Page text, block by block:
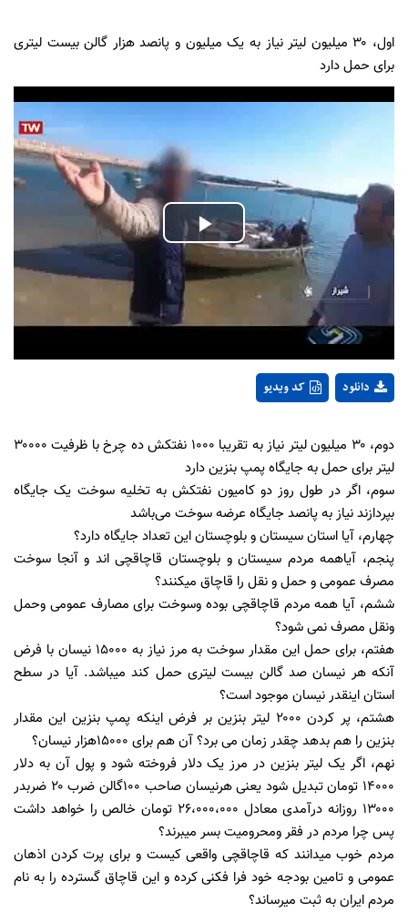
اول، ۳۰ میلیون لیتر نیاز به یک میلیون و پانصد هزار گالن بیست لیتری
برای حمل دارد
Play
Video
کد ویدیو دانلود
دوم، ۳۰ میلیون لیتر نیاز به تقریبا ۱۰۰۰ نفتکش ده چرخ با ظرفیت ۳۰۰۰۰
لیتر برای حمل به جایگاه پمپ بنزین دارد
سوم، اگر در طول روز دو کامیون نفتکش به تخلیه سوخت یک جایگاه
بپردازند نیاز به پانصد جایگاه عرضه سوخت می‌باشد
چهارم، آیا استان سیستان و بلوچستان این تعداد جایگاه دارد؟
پنجم، آیاهمه مردم سيستان و بلوچستان قاچاقچی اند و آنجا سوخت
مصرف عمومی و حمل و نقل را قاچاق ميكنند؟
ششم، آیا همه مردم قاچاقچی بوده وسوخت برای مصارف عمومی وحمل
ونقل مصرف نمی شود؟
هفتم، برای حمل این مقدار سوخت به مرز نیاز به ۱۵۰۰۰ نیسان با فرض
آنکه هر نیسان صد گالن بیست لیتری حمل کند میباشد. آیا در سطح
استان اینقدر نیسان موجود است؟
هشتم، پر کردن ۲۰۰۰ لیتر بنزین بر فرض اینکه پمپ بنزین این مقدار
بنزین را هم بدهد چقدر زمان می برد؟ آن هم برای ۱۵۰۰۰هزار نیسان؟
نهم، اگر یک لیتر بنزین در مرز یک دلار فروخته شود و پول آن به دلار
۱۴۰۰۰ تومان تبدیل شود یعنی هرنیسان صاحب ۱۰۰گالن ضرب ۲۰ ضربدر
۱۳۰۰۰ روزانه درآمدی معادل ۲۶،۰۰۰،۰۰۰ تومان خالص را خواهد داشت
پس چرا مردم در فقر ومحرومیت بسر میبرند؟
مردم خوب ميدانند كه قاچاقچی واقعی کیست و برای پرت كردن اذهان
عمومى و تامین بودجه خود فرا فکنی کرده و این قاچاق گسترده را به نام
مردم ايران به ثبت میرساند؟